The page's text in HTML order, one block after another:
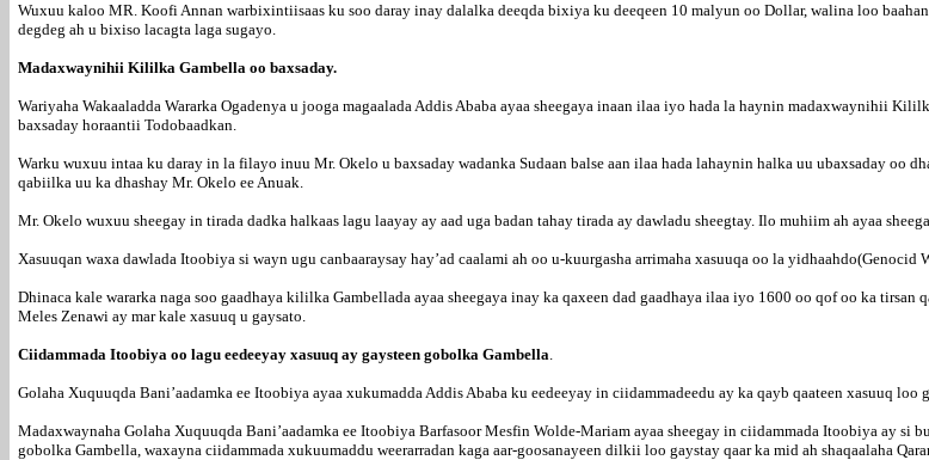
Wuxuu kaloo MR. Koofi Annan warbixintiisaas ku soo daray inay dalalka deeqda bixiya ku deeqeen 10 malyun oo Dollar, walina loo
degdeg ah u bixiso lacagta laga sugayo.
Madaxwaynihii Kililka Gambella oo baxsaday.
Wariyaha Wakaaladda Wararka Ogadenya u jooga magaalada Addis Ababa ayaa sheegaya inaan ilaa iyo hada la haynin madaxwaynihii
baxsaday horaantii Todobaadkan.
Warku wuxuu intaa ku daray in la filayo inuu Mr. Okelo u baxsaday wadanka Sudaan balse aan ilaa hada lahaynin halka uu ubaxsaday oo
qabiilka uu ka dhashay Mr. Okelo ee Anuak.
Mr. Okelo wuxuu sheegay in tirada dadka halkaas lagu laayay ay aad uga badan tahay tirada ay dawladu sheegtay. Ilo muhiim ah ayaa
Xasuuqan waxa dawlada Itoobiya si wayn ugu canbaaraysay hay’ad caalami ah oo u-kuurgasha arrimaha xasuuqa oo la yidhaahdo(Genocid
Dhinaca kale wararka naga soo gaadhaya kililka Gambellada ayaa sheegaya inay ka qaxeen dad gaadhaya ilaa iyo 1600 oo qof oo ka
Meles Zenawi ay mar kale xasuuq u gaysato.
Ciidammada Itoobiya oo lagu eedeeyay xasuuq ay gaysteen gobolka Gambella.
Golaha Xuquuqda Bani’aadamka ee Itoobiya ayaa xukumadda Addis Ababa ku eedeeyay in ciidammadeedu ay ka qayb qaateen xasuuq
Madaxwaynaha Golaha Xuquuqda Bani’aadamka ee Itoobiya Barfasoor Mesfin Wolde-Mariam ayaa sheegay in ciidammada Itoobiya ay si
gobolka Gambella, waxayna ciidammada xukuumaddu weerarradan kaga aar-goosanayeen dilkii loo gaystay qaar ka mid ah shaqaalaha